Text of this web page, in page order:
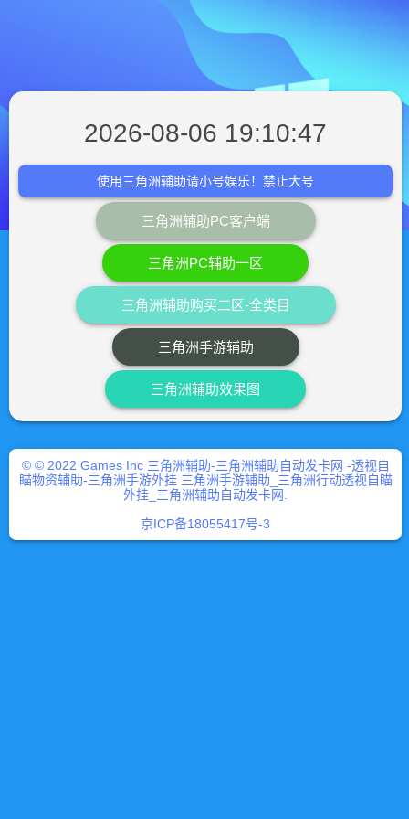
2026-08-06 19:10:47
使用三角洲辅助请小号娱乐！禁止大号
三角洲辅助PC客户端
三角洲PC辅助一区
三角洲辅助购买二区-全类目
三角洲手游辅助
三角洲辅助效果图
© © 2022 Games Inc 三角洲辅助-三角洲辅助自动发卡网 -透视自
瞄物资辅助-三角洲手游外挂 三角洲手游辅助_三角洲行动透视自瞄
外挂_三角洲辅助自动发卡网.
京ICP备18055417号-3